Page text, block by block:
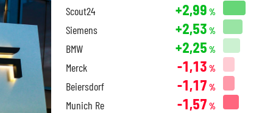
Scout24 +2,99 %
Siemens +2,53 %
BMW +2,25 %
Merck -1,13 %
Beiersdorf -1,17 %
Munich Re -1,57 %